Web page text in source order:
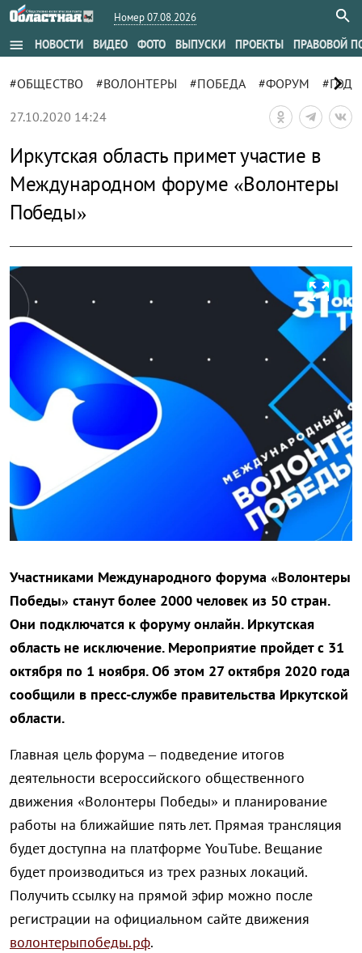
Номер 07.08.2026
menu НОВОСТИ ВИДЕО ФОТО ВЫПУСКИ ПРОЕКТЫ ПРАВОВОЙ
#ОБЩЕСТВО #ВОЛОНТЕРЫ #ПОБЕДА #ФОРУМ #ГОД
chevron_right
27.10.2020 14:24
Иркутская область примет участие в
Международном форуме «Волонтеры
Победы»
zoom_out_map
Участниками Международного форума «Волонтеры
Победы» станут более 2000 человек из 50 стран.
Они подключатся к форуму онлайн. Иркутская
область не исключение. Мероприятие пройдет с 31
октября по 1 ноября. Об этом 27 октября 2020 года
сообщили в пресс-службе правительства Иркутской
области.
Главная цель форума – подведение итогов
деятельности всероссийского общественного
движения «Волонтеры Победы» и планирование
работы на ближайшие пять лет. Прямая трансляция
будет доступна на платформе YouTube. Вещание
будет производиться из трех разных локаций.
Получить ссылку на прямой эфир можно после
регистрации на официальном сайте движения
волонтерыпобеды.рф.